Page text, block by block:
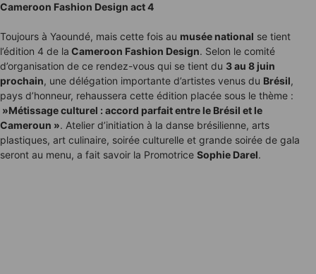
Cameroon Fashion Design act 4
Toujours à Yaoundé, mais cette fois au musée national se tient
l’édition 4 de la Cameroon Fashion Design. Selon le comité
d’organisation de ce rendez-vous qui se tient du 3 au 8 juin
prochain, une délégation importante d’artistes venus du Brésil,
pays d’honneur, rehaussera cette édition placée sous le thème :
»Métissage culturel : accord parfait entre le Brésil et le
Cameroun ». Atelier d’initiation à la danse brésilienne, arts
plastiques, art culinaire, soirée culturelle et grande soirée de gala
seront au menu, a fait savoir la Promotrice Sophie Darel.